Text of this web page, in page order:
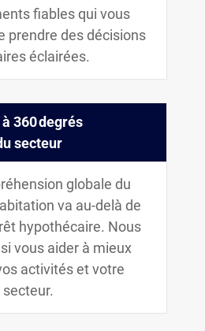
fiables qui vous
prendre des décisions
éclairées.
360 degrés
secteur
globale du
va au-delà de
hypothécaire. Nous
vous aider à mieux
activités et votre
secteur.